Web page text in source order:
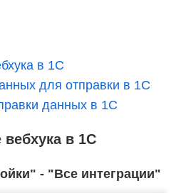
в 1С
для отправки в 1С
данных в 1С
вебхука в 1С
- "Все интеграции"